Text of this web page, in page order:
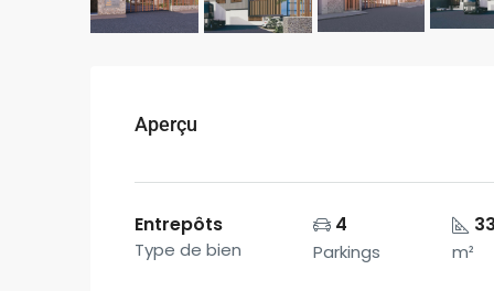
Aperçu
Entrepôts
Type de bien
4
Parkings m²